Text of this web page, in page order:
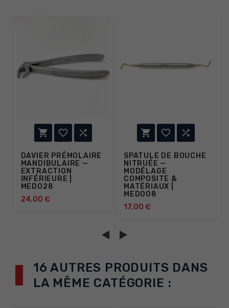
  
DAVIER PRÉMOLAIRE
MANDIBULAIRE —
EXTRACTION
INFÉRIEURE |
MED028
24,00 €
  
SPATULE DE BOUCHE
NITRUÉE —
MODÉLAGE
COMPOSITE &
MATÉRIAUX |
MED008
17,00 €
16 AUTRES PRODUITS DANS
LA MÊME CATÉGORIE :